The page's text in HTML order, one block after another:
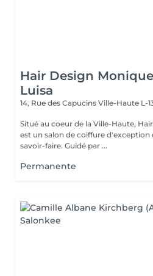
Hair Design
Luisa
14, Rue des Capucins Ville-Haute L-
Situé au coeur de la Ville-Haute,
est un salon de coiffure
savoir-faire. Guidé par ...
Permanente